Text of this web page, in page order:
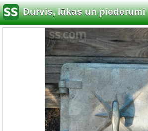
Durvis, lūkas un piederumi